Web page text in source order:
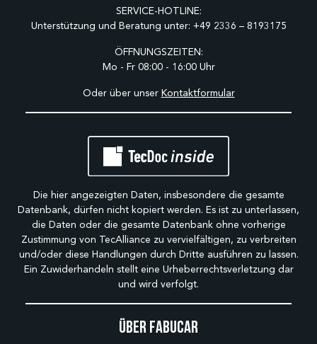
Über Fabucar
SERVICE-HOTLINE:
Unterstützung und Beratung unter: +49 2336 – 8193175
ÖFFNUNGSZEITEN:
Mo - Fr 08:00 - 16:00 Uhr
Oder über unser Kontaktformular
Die hier angezeigten Daten, insbesondere die gesamte
Datenbank, dürfen nicht kopiert werden. Es ist zu unterlassen,
die Daten oder die gesamte Datenbank ohne vorherige
Zustimmung von TecAlliance zu vervielfältigen, zu verbreiten
und/oder diese Handlungen durch Dritte ausführen zu lassen.
Ein Zuwiderhandeln stellt eine Urheberrechtsverletzung dar
und wird verfolgt.